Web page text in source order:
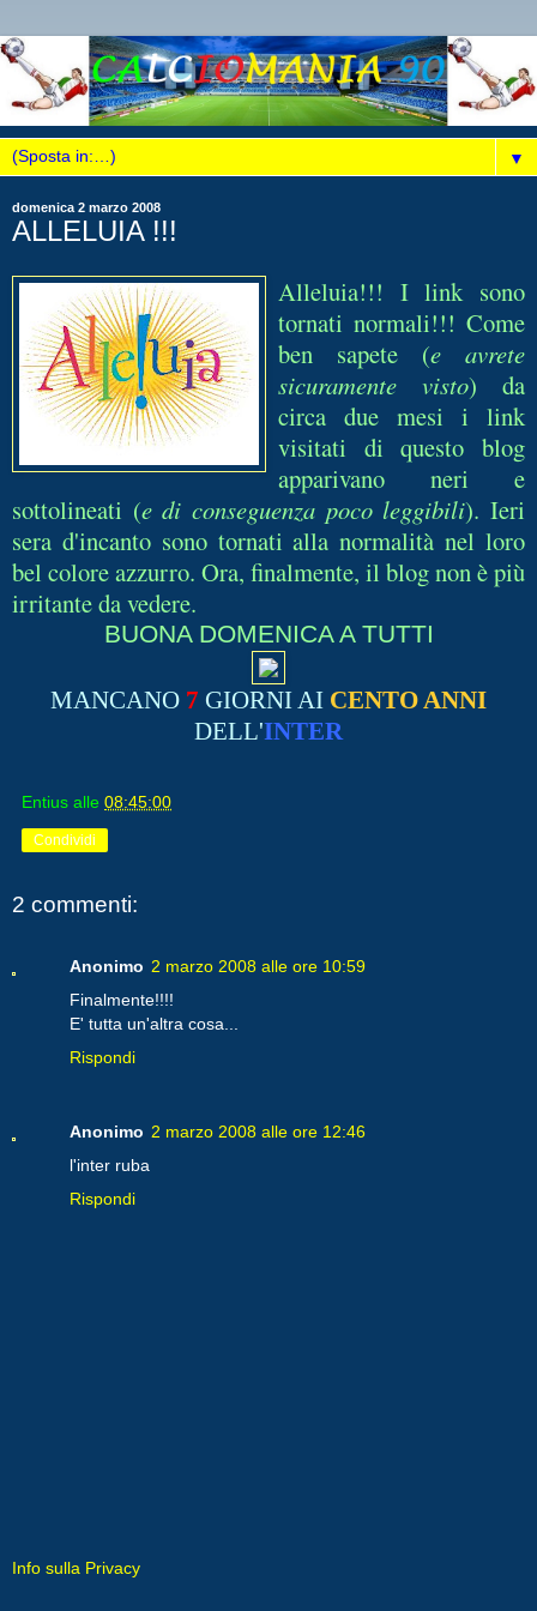
▼
domenica 2 marzo 2008
ALLELUIA !!!
Alleluia!!! I link sono
tornati normali!!! Come
ben sapete (e avrete
sicuramente visto) da
circa due mesi i link
visitati di questo blog
apparivano neri e
sottolineati (e di conseguenza poco leggibili). Ieri
sera d'incanto sono tornati alla normalità nel loro
bel colore azzurro. Ora, finalmente, il blog non è più
irritante da vedere.
BUONA DOMENICA A TUTTI
MANCANO 7 GIORNI AI CENTO ANNI
DELL'INTER
Entius alle 08:45:00
Condividi
2 commenti:
Anonimo 2 marzo 2008 alle ore 10:59
Finalmente!!!!
E' tutta un'altra cosa...
Rispondi
Anonimo 2 marzo 2008 alle ore 12:46
l'inter ruba
Rispondi
Info sulla Privacy